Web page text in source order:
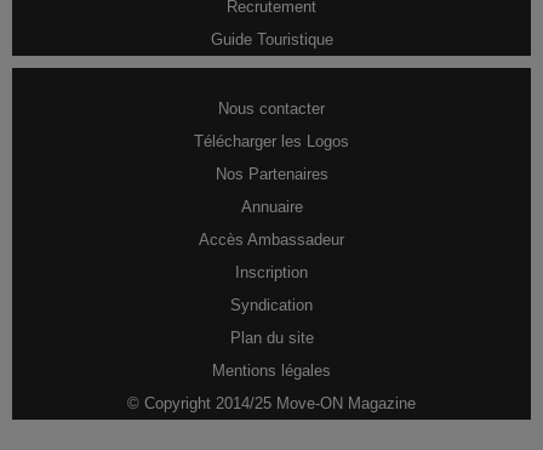
Recrutement
Guide Touristique
Nous contacter
Télécharger les Logos
Nos Partenaires
Annuaire
Accès Ambassadeur
Inscription
Syndication
Plan du site
Mentions légales
© Copyright 2014/25 Move-ON Magazine